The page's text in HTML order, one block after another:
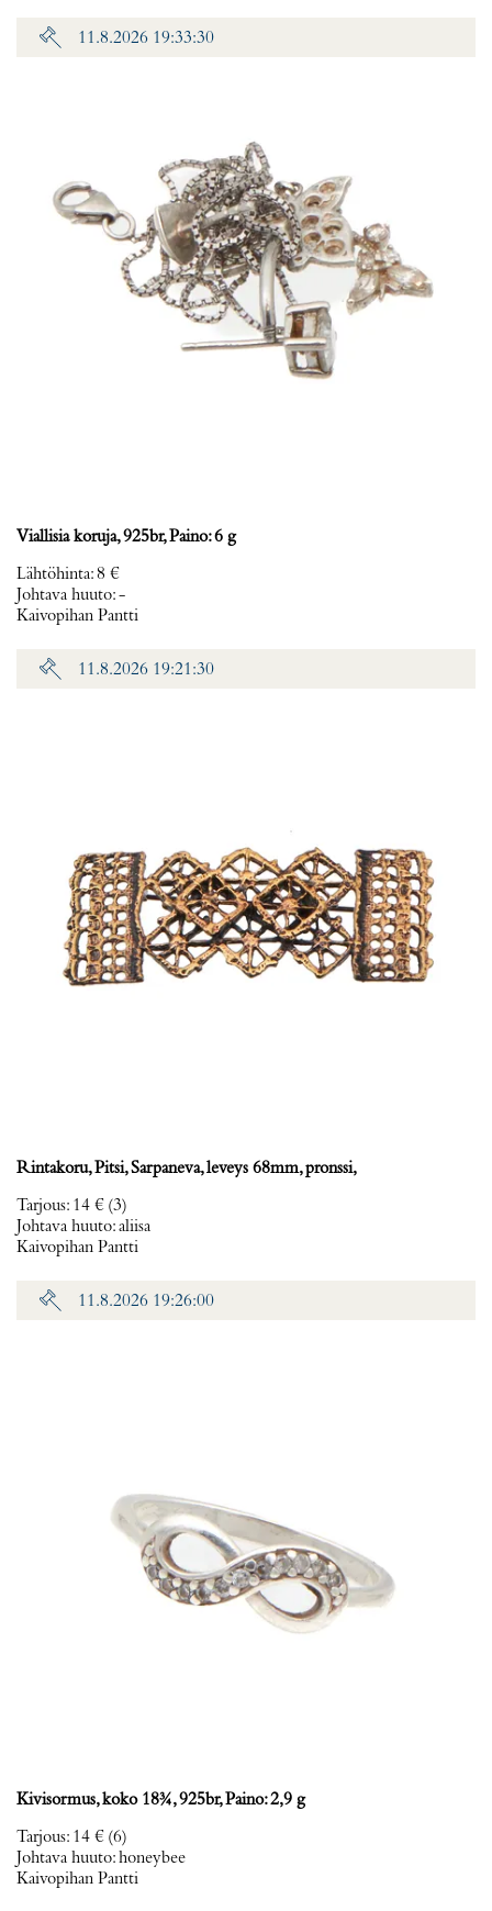
11.8.2026 19:33:30
Viallisia koruja, 925br, Paino: 6 g
Lähtöhinta:8 €
Johtava huuto:-
Kaivopihan Pantti
11.8.2026 19:21:30
Rintakoru, Pitsi, Sarpaneva, leveys 68mm, pronssi,
Tarjous: 14 € (3)
Johtava huuto:aliisa
Kaivopihan Pantti
11.8.2026 19:26:00
Kivisormus, koko 18¾, 925br, Paino: 2,9 g
Tarjous: 14 € (6)
Johtava huuto:honeybee
Kaivopihan Pantti